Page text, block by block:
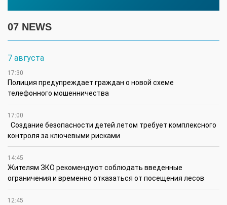
07 NEWS
7 августа
17:30
Полиция предупреждает граждан о новой схеме
телефонного мошенничества
17:00
Создание безопасности детей летом требует комплексного
контроля за ключевыми рисками
14:45
Жителям ЗКО рекомендуют соблюдать введенные
ограничения и временно отказаться от посещения лесов
12:45